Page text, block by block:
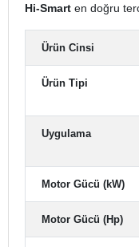
Hi-Smart en doğru
Ürün Cinsi
Ürün Tipi
Uygulama
Motor Gücü (kW)
Motor Gücü (Hp)